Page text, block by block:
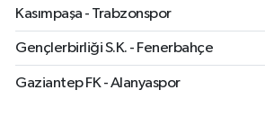
Kasımpaşa - Trabzonspor
Gençlerbirliği S.K. - Fenerbahçe
Gaziantep FK - Alanyaspor